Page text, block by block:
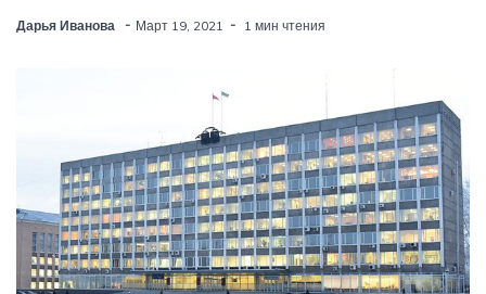
Дарья Иванова Март 19, 2021 1 мин чтения